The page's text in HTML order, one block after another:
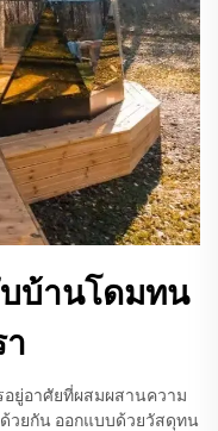
บ้านโดมทน
ยู่อาศัยที่ผสมผสานความ
วยกัน ออกแบบด้วยวัสดุทน